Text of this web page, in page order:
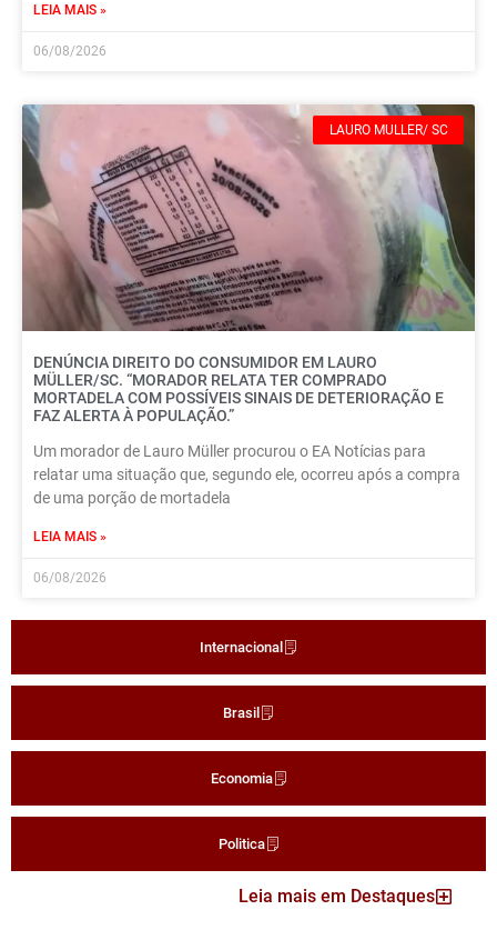
Internacional
Brasil
Economia
Politica
LEIA MAIS »
06/08/2026
LAURO MULLER/ SC
DENÚNCIA DIREITO DO CONSUMIDOR EM LAURO
MÜLLER/SC. “MORADOR RELATA TER COMPRADO
MORTADELA COM POSSÍVEIS SINAIS DE DETERIORAÇÃO E
FAZ ALERTA À POPULAÇÃO.”
Um morador de Lauro Müller procurou o EA Notícias para
relatar uma situação que, segundo ele, ocorreu após a compra
de uma porção de mortadela
LEIA MAIS »
06/08/2026
Leia mais em Destaques